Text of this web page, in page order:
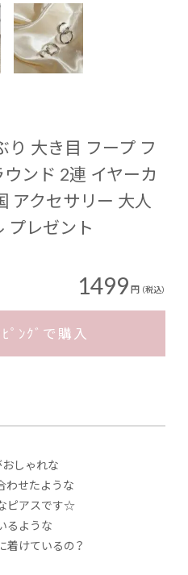
り 大き目 フープ フ
ンド 2連 イヤーカ
アクセサリー 大人
プレゼント
1499円 （税込）
ﾟﾝｸﾞで購入
しゃれな
わせたような
ピアスです☆
るような
着けているの？